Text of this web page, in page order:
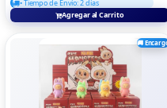
• Tiempo de Envío: 2 días
Agregar al Carrito
🚚